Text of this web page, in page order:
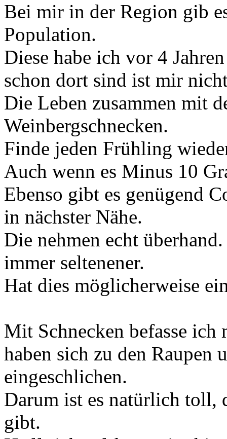
Bei mir in der Region gib
Population.
Diese habe ich vor 4
schon dort sind ist mir
Die Leben zusammen mit
Weinbergschnecken.
Finde jeden Frühling
Auch wenn es Minus 10
Ebenso gibt es genügend
in nächster Nähe.
Die nehmen echt
immer seltenener.
Hat dies möglicherweise
Mit Schnecken befasse
haben sich zu den Raupen
eingeschlichen.
Darum ist es natürlich toll,
gibt.